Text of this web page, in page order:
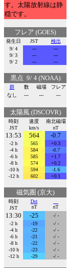
す。太陽放射線は静
穏です。
フレア (GOES)
発生日 JST
検出
9/ 4
---
---
9/ 3
---
---
9/ 2
--- ---
黒点 9/ 4 (NOAA)
群 数 磁場
フレア
なし
--- --- ---
太陽風 (DSCOVR)
時刻
JST
速度
km/s
南北磁場
nT
13:53 564 -0.7
-2 h 565
+0.3
-4 h
584
-0.7
-6 h
585
+1.7
-8 h
574
+0.2
-10 h
594
-1.6
-12 h
602 +0.1
磁気圏 (京大)
時刻
JST
Dst
nT
nT
13:30 -25
-/ -
-2 h
-19
-/ -
-4 h
-22
-/ -
-6 h
-21
-/ -
-8 h
-22
-/ -
-10 h
-23
-/ -
-12 h
-29 -/ -